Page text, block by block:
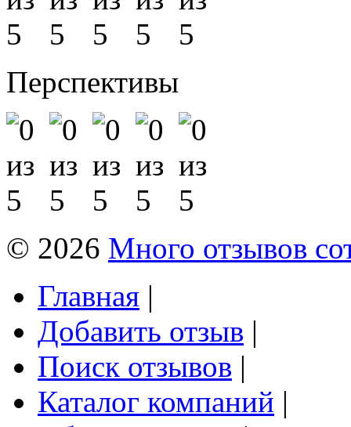
Перспективы
© 2026 Много отзывов
Главная |
Добавить отзыв |
Поиск отзывов |
Каталог компаний |